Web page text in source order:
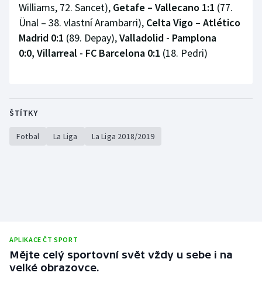
Plážový volejbal
Veslování
Vodní slalom
Williams, 72. Sancet), Getafe – Vallecano 1:1 (77.
Ünal – 38. vlastní Arambarri), Celta Vigo – Atlético
Madrid 0:1 (89. Depay),Valladolid - Pamplona
0:0, Villarreal - FC Barcelona 0:1 (18. Pedri)
ŠTÍTKY
Fotbal La Liga La Liga 2018/2019
APLIKACE ČT SPORT
Mějte celý sportovní svět vždy u sebe i na
velké obrazovce.